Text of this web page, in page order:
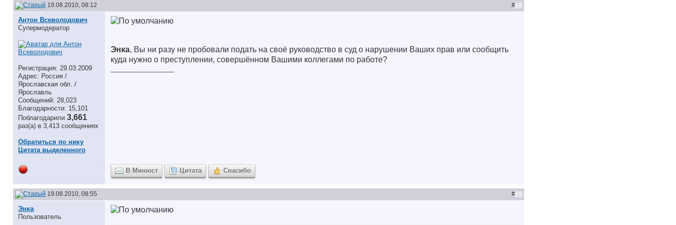
19.08.2010, 08:12 #88
Антон Всеволодович
Супермодератор
Регистрация: 29.03.2009
Адрес: Россия /
Ярославская обл. /
Ярославль
Сообщений: 28,023
Благодарности: 15,101
Поблагодарили 3,661
раз(а) в 3,413 сообщениях
Обратиться по нику
Цитата выделенного
Энка, Вы ни разу не пробовали подать на своё руководство в суд о нарушении Ваших прав или сообщить
куда нужно о преступлении, совершённом Вашими коллегами по работе?
В Минюст Цитата Спасибо
19.08.2010, 08:55 #89
Энка
Пользователь